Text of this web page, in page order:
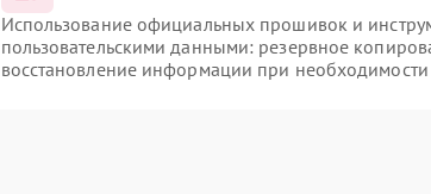
Использование официальных прошивок и
пользовательскими данными: резервное
восстановление информации при необходимости